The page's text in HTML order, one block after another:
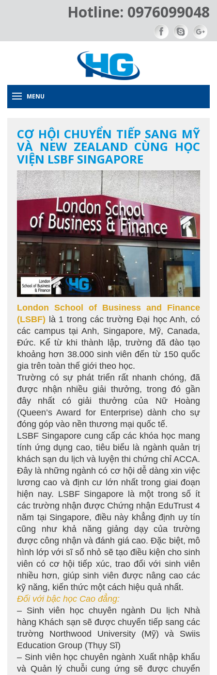
Hotline: 0976099048
MENU
CƠ HỘI CHUYỂN TIẾP SANG MỸ
VÀ NEW ZEALAND CÙNG HỌC
VIỆN LSBF SINGAPORE
London School of Business and Finance
(LSBF) là 1 trong các trường Đại học Anh, có
các campus tại Anh, Singapore, Mỹ, Canada,
Đức. Kể từ khi thành lập, trường đã đào tạo
khoảng hơn 38.000 sinh viên đến từ 150 quốc
gia trên toàn thế giới theo học.
Trường có sự phát triển rất nhanh chóng, đã
được nhận nhiều giải thưởng, trong đó gần
đây nhất có giải thưởng của Nữ Hoàng
(Queen’s Award for Enterprise) dành cho sự
đóng góp vào nền thương mại quốc tế.
LSBF Singapore cung cấp các khóa học mang
tính ứng dụng cao, tiêu biểu là ngành quản trị
khách sạn du lịch và luyện thi chứng chỉ ACCA.
Đây là những ngành có cơ hội dễ dàng xin việc
lương cao và định cư lớn nhất trong giai đoạn
hiện nay. LSBF Singapore là một trong số ít
các trường nhận được Chứng nhận EduTrust 4
năm tại Singapore, điều này khẳng định uy tín
cũng như khả năng giảng dạy của trường
được công nhận và đánh giá cao. Đặc biệt, mô
hình lớp với sĩ số nhỏ sẽ tạo điều kiện cho sinh
viên có cơ hội tiếp xúc, trao đổi với sinh viên
nhiều hơn, giúp sinh viên được nâng cao các
kỹ năng, kiến thức một cách hiệu quả nhất.
Đối với bậc học Cao đẳng:
– Sinh viên học chuyên ngành Du lịch Nhà
hàng Khách sạn sẽ được chuyển tiếp sang các
trường Northwood University (Mỹ) và Swiis
Education Group (Thụy Sĩ)
– Sinh viên học chuyên ngành Xuất nhập khẩu
và Quản lý chuỗi cung ứng sẽ được chuyển